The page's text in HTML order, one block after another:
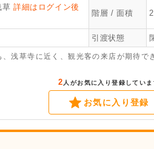
草 詳細はログイン後
階層 / 面積
引渡状態
浅草寺に近く、観光客の来店が期待で
2人がお気に入り登録していま
お気に入り登録